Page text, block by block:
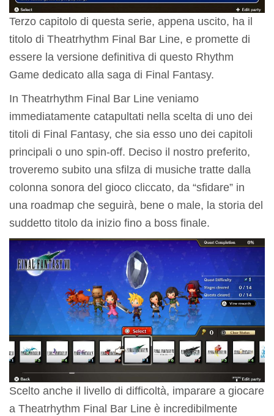
Terzo capitolo di questa serie, appena uscito, ha il
titolo di Theatrhythm Final Bar Line, e promette di
essere la versione definitiva di questo Rhythm
Game dedicato alla saga di Final Fantasy.
In Theatrhythm Final Bar Line veniamo
immediatamente catapultati nella scelta di uno dei
titoli di Final Fantasy, che sia esso uno dei capitoli
principali o uno spin-off. Deciso il nostro preferito,
troveremo subito una sfilza di musiche tratte dalla
colonna sonora del gioco cliccato, da “sfidare” in
una roadmap che seguirà, bene o male, la storia del
suddetto titolo da inizio fino a boss finale.
Scelto anche il livello di difficoltà, imparare a giocare
a Theatrhythm Final Bar Line è incredibilmente